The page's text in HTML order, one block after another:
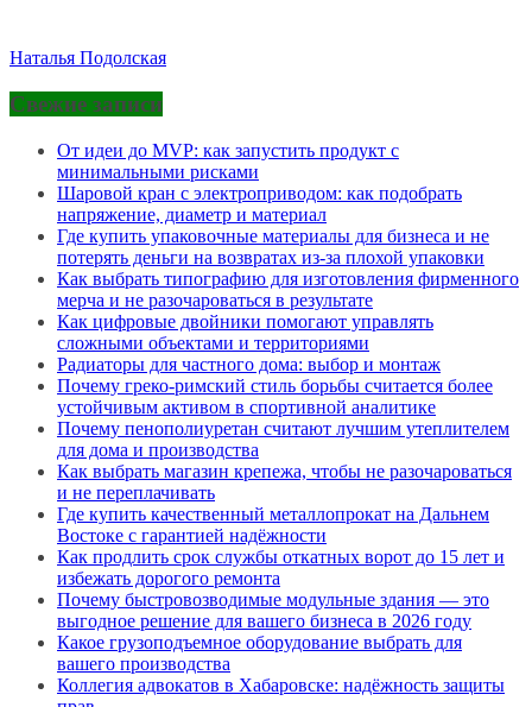
Наталья Подолская
Свежие записи
От идеи до MVP: как запустить продукт с
минимальными рисками
Шаровой кран с электроприводом: как подобрать
напряжение, диаметр и материал
Где купить упаковочные материалы для бизнеса и не
потерять деньги на возвратах из-за плохой упаковки
Как выбрать типографию для изготовления фирменного
мерча и не разочароваться в результате
Как цифровые двойники помогают управлять
сложными объектами и территориями
Радиаторы для частного дома: выбор и монтаж
Почему греко-римский стиль борьбы считается более
устойчивым активом в спортивной аналитике
Почему пенополиуретан считают лучшим утеплителем
для дома и производства
Как выбрать магазин крепежа, чтобы не разочароваться
и не переплачивать
Где купить качественный металлопрокат на Дальнем
Востоке с гарантией надёжности
Как продлить срок службы откатных ворот до 15 лет и
избежать дорогого ремонта
Почему быстровозводимые модульные здания — это
выгодное решение для вашего бизнеса в 2026 году
Какое грузоподъемное оборудование выбрать для
вашего производства
Коллегия адвокатов в Хабаровске: надёжность защиты